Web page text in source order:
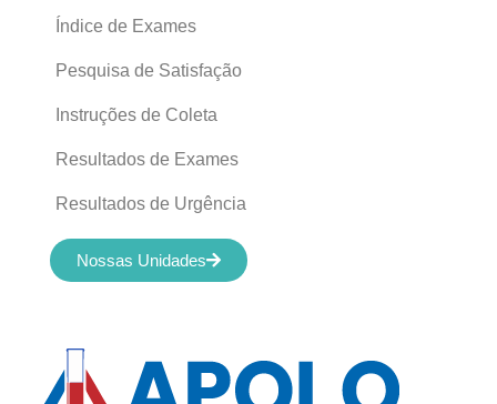
Índice de Exames
Pesquisa de Satisfação
Instruções de Coleta
Resultados de Exames
Resultados de Urgência
Nossas Unidades